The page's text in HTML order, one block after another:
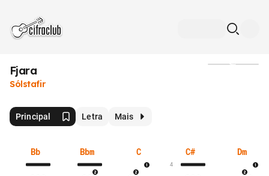
Fjara
Sólstafir
Principal Letra Mais
Bb Bbm C C#
4
Dm